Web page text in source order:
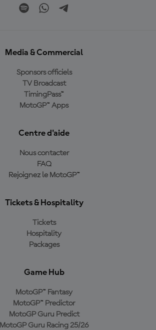
Media & Commercial
Sponsors officiels
TV Broadcast
TimingPass™
MotoGP™ Apps
Centre d'aide
Nous contacter
FAQ
Rejoignez le MotoGP™
Tickets & Hospitality
Tickets
Hospitality
Packages
Game Hub
MotoGP™ Fantasy
MotoGP™ Predictor
MotoGP Guru Predict
MotoGP Guru Racing 25/26